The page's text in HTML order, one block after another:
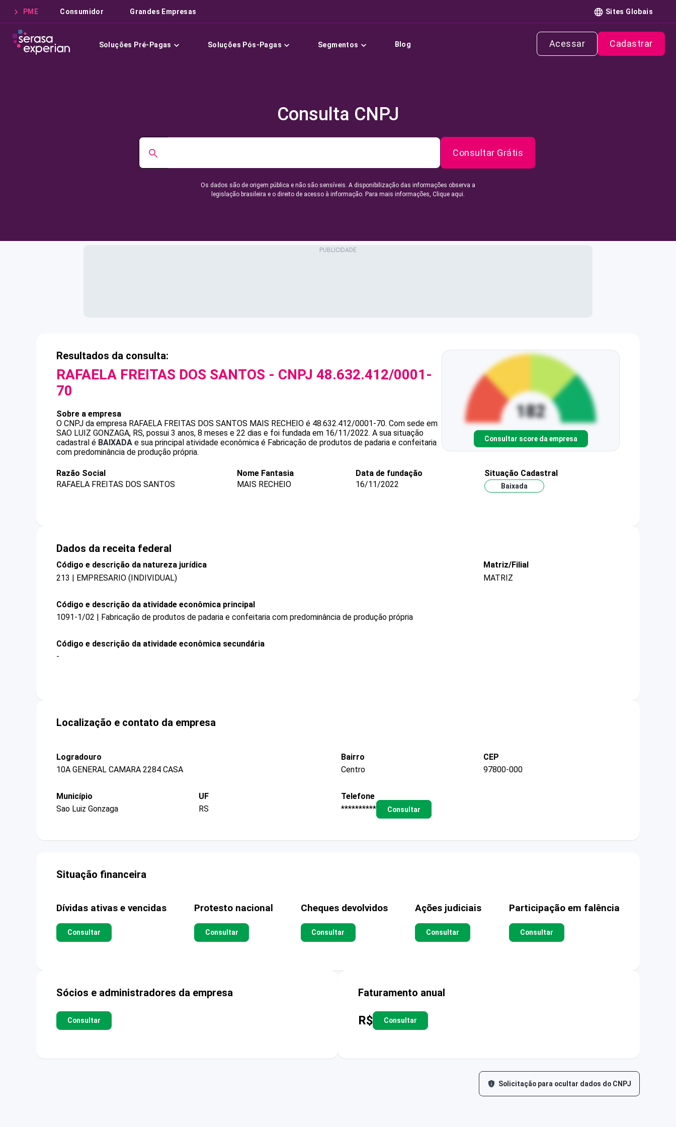
PME Consumidor Grandes Empresas Sites Globais
Soluções Pré-Pagas Soluções Pós-Pagas Segmentos Blog Acessar Cadastrar
Consulta CNPJ
Consultar Grátis
Os dados são de origem pública e não são sensíveis. A disponibilização das informações observa a
legislação brasileira e o direito de acesso à informação. Para mais informações, Clique aqui.
Resultados da consulta:
RAFAELA FREITAS DOS SANTOS - CNPJ 48.632.412/0001-
70
Sobre a empresa
O CNPJ da empresa RAFAELA FREITAS DOS SANTOS MAIS RECHEIO é 48.632.412/0001-70. Com sede em
SAO LUIZ GONZAGA, RS, possui 3 anos, 8 meses e 22 dias e foi fundada em 16/11/2022. A sua situação
cadastral é BAIXADA e sua principal atividade econômica é Fabricação de produtos de padaria e confeitaria
com predominância de produção própria.
Consultar score da empresa
Razão Social
RAFAELA FREITAS DOS SANTOS
Nome Fantasia
MAIS RECHEIO
Data de fundação
16/11/2022
Situação Cadastral
Baixada
Dados da receita federal
Código e descrição da natureza jurídica
213 | EMPRESARIO (INDIVIDUAL)
Matriz/Filial
MATRIZ
Código e descrição da atividade econômica principal
1091-1/02 | Fabricação de produtos de padaria e confeitaria com predominância de produção própria
Código e descrição da atividade econômica secundária
-
Localização e contato da empresa
Logradouro
10A GENERAL CAMARA 2284 CASA
Bairro
Centro
CEP
97800-000
Município
Sao Luiz Gonzaga
UF
RS
Telefone
**********
Consultar
Situação financeira
Dívidas ativas e vencidas
Consultar
Protesto nacional
Consultar
Cheques devolvidos
Consultar
Ações judiciais
Consultar
Participação em falência
Consultar
Sócios e administradores da empresa
Consultar
Faturamento anual
R$ Consultar
Solicitação para ocultar dados do CNPJ